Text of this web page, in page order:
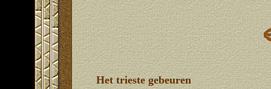
Het trieste gebeuren